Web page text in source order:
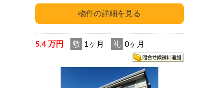
5.4 万円 敷 1ヶ月 礼 0ヶ月